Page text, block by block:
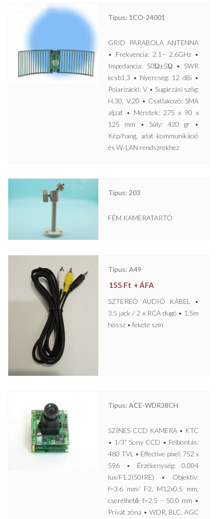
Típus: 1CO-24001
GRID PARABOLA ANTENNA
• Frekvencia: 2.1– 2,6GHz •
Impedancia: 50Ώ±5Ώ • SWR
kcsb1,3 • Nyereség: 12 dBi •
Polarizáció: V • Sugárzási szög:
H.30, V.20 • Csatlakozó: SMA
aljzat • Méretek: 275 x 90 x
125 mm • Súly: 420 gr •
Kép/hang, adat kommunikáció
és W-LAN rendszrekhez
Típus: 203
FÉM KAMERATARTÓ
Típus: A49
155 Ft + ÁFA
SZTEREÓ AUDIÓ KÁBEL •
3.5 jack / 2 x RCA dugó • 1.5m
hossz • fekete szín
Típus: ACE-WDR38CH
SZÍNES CCD KAMERA • KTC
• 1/3” Sony CCD • Felbontás:
480 TVL • Effective pixel: 752 x
596 • Érzékenység: 0.004
lux/F1.2(50IRE) • Objektív:
f=3.6 mm/ F2, M12x0.5 mm,
cserélhető: f=2.5 – 50.0 mm •
Privát zóna • WDR, BLC, AGC